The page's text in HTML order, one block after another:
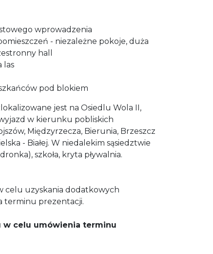
wprowadzenia
- niezależne pokoje, duża
hall
las
pod blokiem
jest na Osiedlu Wola II,
w kierunku pobliskich
Międzyrzecza, Bierunia, Brzeszcz
- Białej. W niedalekim sąsiedztwie
szkoła, kryta pływalnia.
celu uzyskania dodatkowych
terminu prezentacji.
w celu umówienia terminu